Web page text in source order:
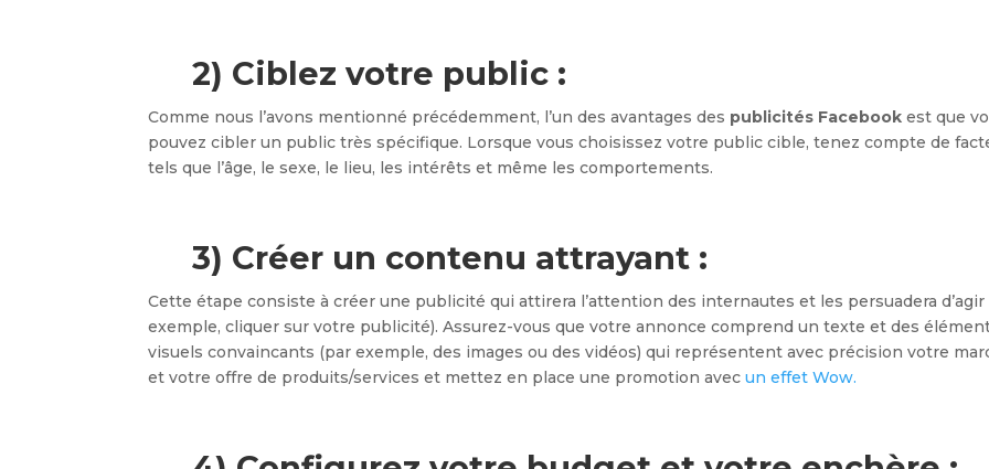
2) Ciblez votre public :
Comme nous l’avons mentionné précédemment, l’un des avantages des publicités Facebook est que
pouvez cibler un public très spécifique. Lorsque vous choisissez votre public cible, tenez compte de
tels que l’âge, le sexe, le lieu, les intérêts et même les comportements.
3) Créer un contenu attrayant :
Cette étape consiste à créer une publicité qui attirera l’attention des internautes et les persuadera d’agir
exemple, cliquer sur votre publicité). Assurez-vous que votre annonce comprend un texte et des
visuels convaincants (par exemple, des images ou des vidéos) qui représentent avec précision votre
et votre offre de produits/services et mettez en place une promotion avecun effet Wow.